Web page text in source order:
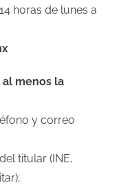
horas de lunes a
menos la
y correo
titular (INE,